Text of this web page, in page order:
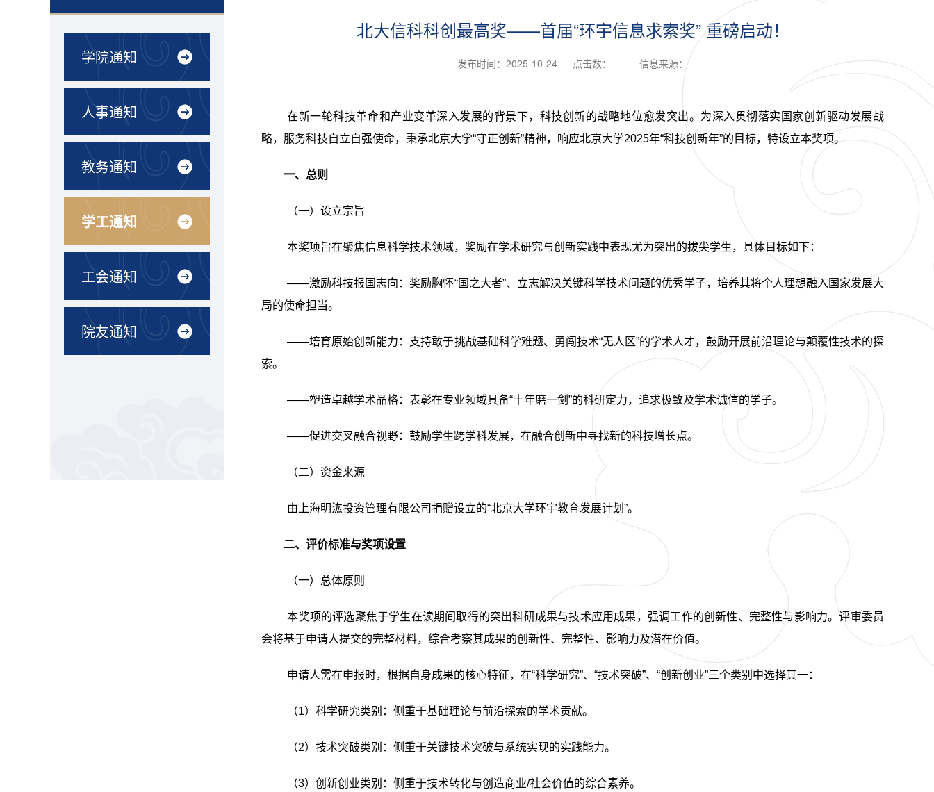
学院通知
人事通知
教务通知
学工通知
工会通知
院友通知
北大信科科创最高奖——首届“环宇信息求索奖” 重磅启动！
发布时间：2025-10-24 点击数： 信息来源：
在新一轮科技革命和产业变革深入发展的背景下，科技创新的战略地位愈发突出。为深入贯彻落实国家创新驱动发展战
略，服务科技自立自强使命，秉承北京大学“守正创新”精神，响应北京大学2025年“科技创新年”的目标，特设立本奖项。
一、总则
（一）设立宗旨
本奖项旨在聚焦信息科学技术领域，奖励在学术研究与创新实践中表现尤为突出的拔尖学生，具体目标如下：
——激励科技报国志向：奖励胸怀“国之大者”、立志解决关键科学技术问题的优秀学子，培养其将个人理想融入国家发展大
局的使命担当。
——培育原始创新能力：支持敢于挑战基础科学难题、勇闯技术“无人区”的学术人才，鼓励开展前沿理论与颠覆性技术的探
索。
——塑造卓越学术品格：表彰在专业领域具备“十年磨一剑”的科研定力，追求极致及学术诚信的学子。
——促进交叉融合视野：鼓励学生跨学科发展，在融合创新中寻找新的科技增长点。
（二）资金来源
由上海明汯投资管理有限公司捐赠设立的“北京大学环宇教育发展计划”。
二、评价标准与奖项设置
（一） 总体原则
本奖项的评选聚焦于学生在读期间取得的突出科研成果与技术应用成果，强调工作的创新性、完整性与影响力。评审委员
会将基于申请人提交的完整材料，综合考察其成果的创新性、完整性、影响力及潜在价值。
申请人需在申报时，根据自身成果的核心特征，在“科学研究”、“技术突破”、“创新创业”三个类别中选择其一：
（1）科学研究类别：侧重于基础理论与前沿探索的学术贡献。
（2）技术突破类别：侧重于关键技术突破与系统实现的实践能力。
（3）创新创业类别：侧重于技术转化与创造商业/社会价值的综合素养。